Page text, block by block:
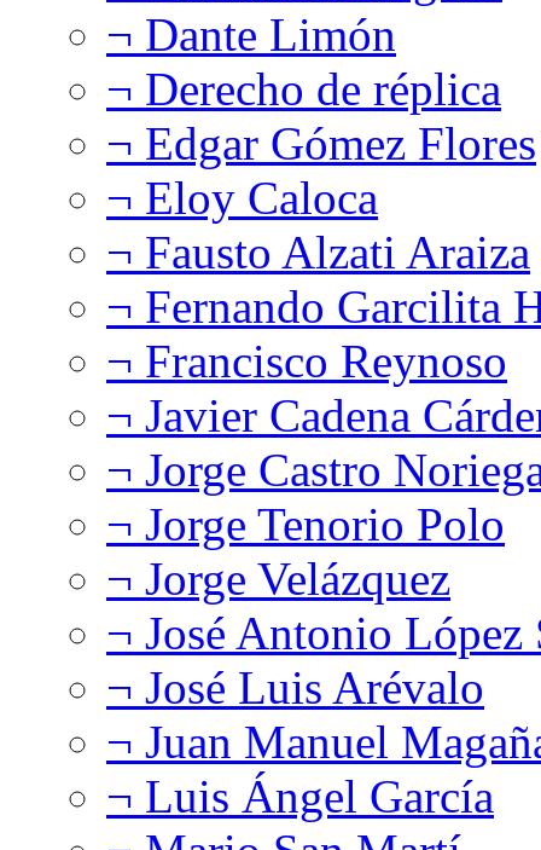
¬ Dante Limón
¬ Derecho de réplica
¬ Edgar Gómez Flores
¬ Eloy Caloca
¬ Fausto Alzati Araiza
¬ Fernando Garcilita
¬ Francisco Reynoso
¬ Javier Cadena
¬ Jorge Castro
¬ Jorge Tenorio Polo
¬ Jorge Velázquez
¬ José Antonio López
¬ José Luis Arévalo
¬ Juan Manuel
¬ Luis Ángel García